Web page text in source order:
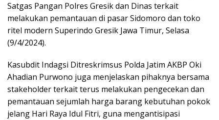
Satgas Pangan Polres Gresik dan Dinas terkait
melakukan pemantauan di pasar Sidomoro dan toko
ritel modern Superindo Gresik Jawa Timur, Selasa
(9/4/2024).
Kasubdit Indagsi Ditreskrimsus Polda Jatim AKBP Oki
Ahadian Purwono juga menjelaskan pihaknya bersama
stakeholder terkait terus melakukan pengecekan dan
pemantauan sejumlah harga barang kebutuhan pokok
jelang Hari Raya Idul Fitri, guna mengantisipasi